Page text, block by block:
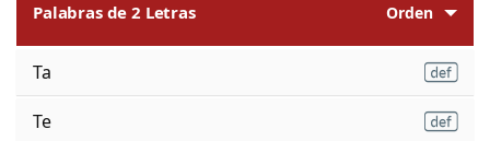
Palabras de 2 Letras Orden
Ta
Te